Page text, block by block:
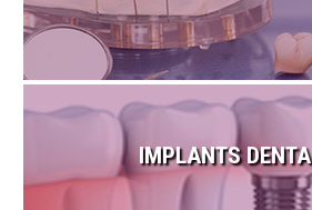
IMPLANTS